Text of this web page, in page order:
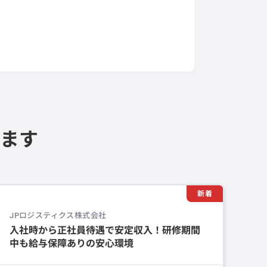
す
新着
JPロジスティクス株式会社
入社時から正社員待遇で安定収入！研修期間
中も給与保障ありの安心環境